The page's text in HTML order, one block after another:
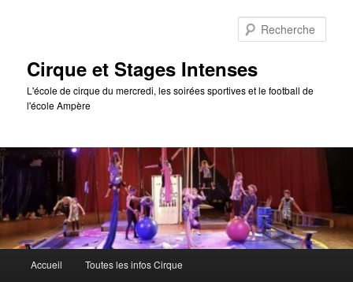
Cirque et Stages Intenses
L'école de cirque du mercredi, les soirées sportives et le football de
l'école Ampère
principal
Accueil Toutes les infos Cirque